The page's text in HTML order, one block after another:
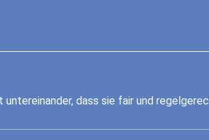
dass sie fair und